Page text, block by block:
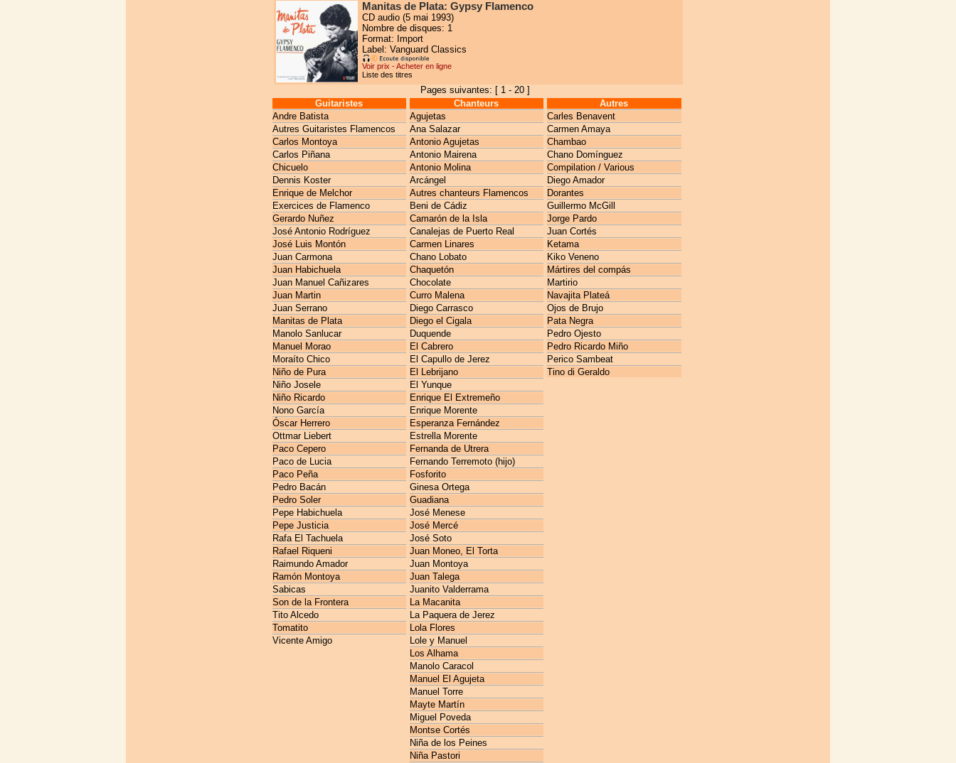
Manitas de Plata: Gypsy Flamenco
CD audio (5 mai 1993)
Nombre de disques: 1
Format: Import
Label: Vanguard Classics
Voir prix - Acheter en ligne
Liste des titres
Pages suivantes: [ 1 - 20 ]
Guitaristes
Andre Batista
Autres Guitaristes Flamencos
Carlos Montoya
Carlos Piñana
Chicuelo
Dennis Koster
Enrique de Melchor
Exercices de Flamenco
Gerardo Nuñez
José Antonio Rodríguez
José Luis Montón
Juan Carmona
Juan Habichuela
Juan Manuel Cañizares
Juan Martin
Juan Serrano
Manitas de Plata
Manolo Sanlucar
Manuel Morao
Moraíto Chico
Niño de Pura
Niño Josele
Niño Ricardo
Nono García
Óscar Herrero
Ottmar Liebert
Paco Cepero
Paco de Lucia
Paco Peña
Pedro Bacán
Pedro Soler
Pepe Habichuela
Pepe Justicia
Rafa El Tachuela
Rafael Riqueni
Raimundo Amador
Ramón Montoya
Sabicas
Son de la Frontera
Tito Alcedo
Tomatito
Vicente Amigo
Chanteurs
Agujetas
Ana Salazar
Antonio Agujetas
Antonio Mairena
Antonio Molina
Arcángel
Autres chanteurs Flamencos
Beni de Cádiz
Camarón de la Isla
Canalejas de Puerto Real
Carmen Linares
Chano Lobato
Chaquetón
Chocolate
Curro Malena
Diego Carrasco
Diego el Cigala
Duquende
El Cabrero
El Capullo de Jerez
El Lebrijano
El Yunque
Enrique El Extremeño
Enrique Morente
Esperanza Fernández
Estrella Morente
Fernanda de Utrera
Fernando Terremoto (hijo)
Fosforito
Ginesa Ortega
Guadiana
José Menese
José Mercé
José Soto
Juan Moneo, El Torta
Juan Montoya
Juan Talega
Juanito Valderrama
La Macanita
La Paquera de Jerez
Lola Flores
Lole y Manuel
Los Alhama
Manolo Caracol
Manuel El Agujeta
Manuel Torre
Mayte Martín
Miguel Poveda
Montse Cortés
Niña de los Peines
Niña Pastori
Autres
Carles Benavent
Carmen Amaya
Chambao
Chano Domínguez
Compilation / Various
Diego Amador
Dorantes
Guillermo McGill
Jorge Pardo
Juan Cortés
Ketama
Kiko Veneno
Mártires del compás
Martirio
Navajita Plateá
Ojos de Brujo
Pata Negra
Pedro Ojesto
Pedro Ricardo Miño
Perico Sambeat
Tino di Geraldo